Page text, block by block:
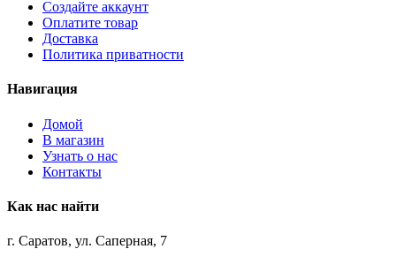
Создайте аккаунт
Оплатите товар
Доставка
Политика приватности
Навигация
Домой
В магазин
Узнать о нас
Контакты
Как нас найти
г. Саратов, ул. Саперная, 7